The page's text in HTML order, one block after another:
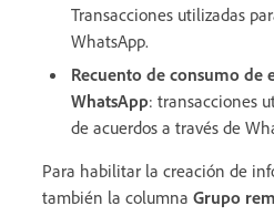
Transacciones utilizadas
WhatsApp.
Recuento de consumo de
WhatsApp: transacciones
de acuerdos a través de
Para habilitar la creación de
también la columna Grupo